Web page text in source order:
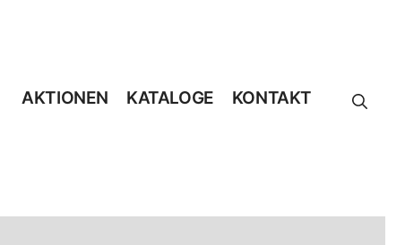
AKTIONEN KATALOGE KONTAKT